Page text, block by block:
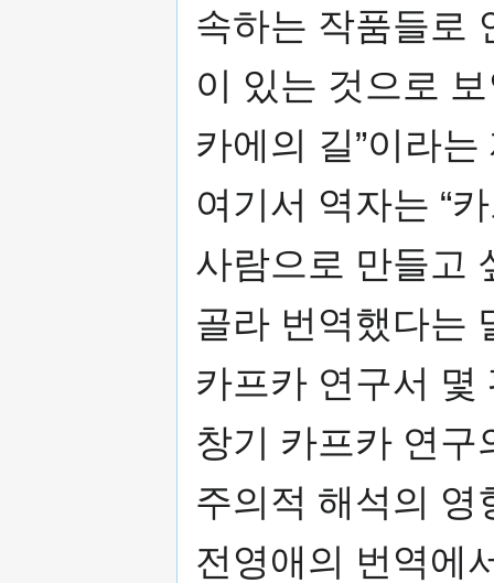
속하는 작품들로
이 있는 것으로
카에의 길”이라
여기서 역자는 “
사람으로 만들고
골라 번역했다는
카프카 연구서 몇
창기 카프카 연구
주의적 해석의 영
전영애의 번역에